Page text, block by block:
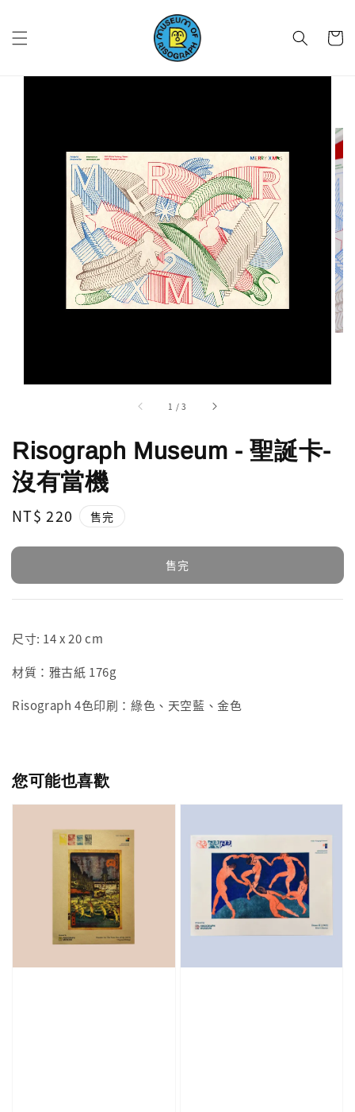
1 /3
Risograph Museum - 聖誕卡-
沒有當機
Regular
NT$ 220 售完
售完
尺寸: 14 x 20 cm
材質：雅古紙 176g
Risograph 4色印刷：綠色、天空藍、金色
您可能也喜歡